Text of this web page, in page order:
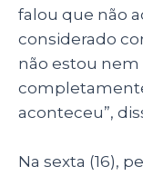
falou que não
considerado
não estou nem
aconteceu”,
Na sexta (16),